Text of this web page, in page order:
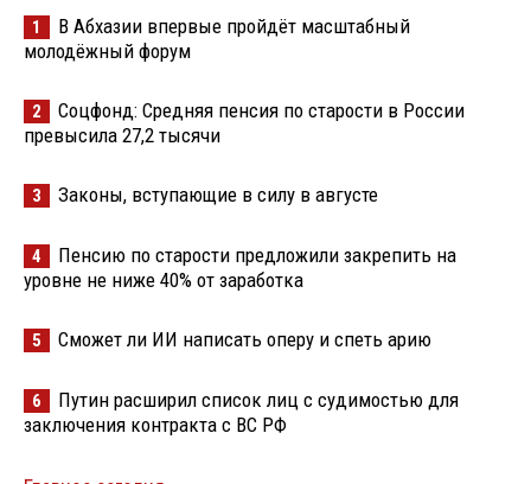
1
В Абхазии впервые пройдёт масштабный
молодёжный форум
2
Соцфонд: Средняя пенсия по старости в России
превысила 27,2 тысячи
3 Законы, вступающие в силу в августе
4
Пенсию по старости предложили закрепить на
уровне не ниже 40% от заработка
5 Сможет ли ИИ написать оперу и спеть арию
6
Путин расширил список лиц с судимостью для
заключения контракта с ВС РФ